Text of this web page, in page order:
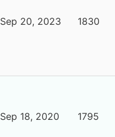
Sep 20, 2023 1830
Sep 18, 2020 1795